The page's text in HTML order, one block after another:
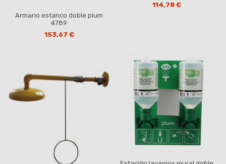
Armario estanco doble plum
4789
153,67 €
114,78 €